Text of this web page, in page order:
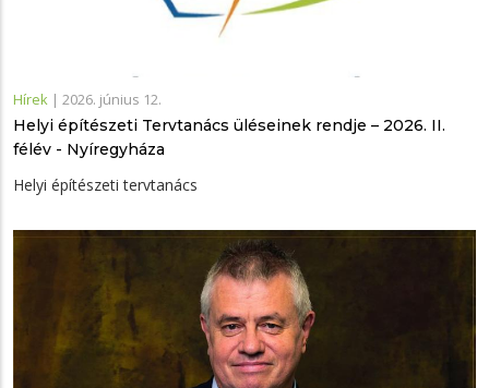
Hírek | 2026. június 12.
Helyi építészeti Tervtanács üléseinek rendje – 2026. II.
félév - Nyíregyháza
Helyi építészeti tervtanács